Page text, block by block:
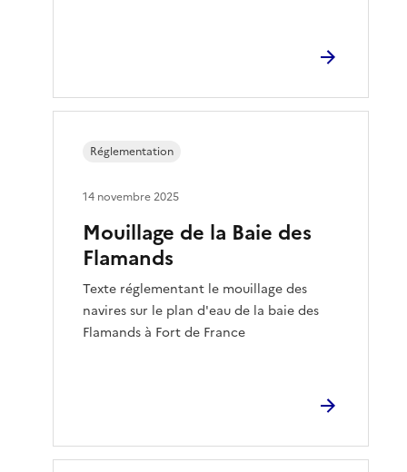
Mouillage de la Baie des
Flamands
Texte réglementant le mouillage des
navires sur le plan d'eau de la baie des
Flamands à Fort de France
Réglementation
14 novembre 2025